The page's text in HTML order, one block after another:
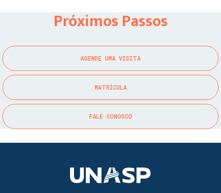
Próximos Passos
AGENDE UMA VISITA
MATRÍCULA
FALE CONOSCO